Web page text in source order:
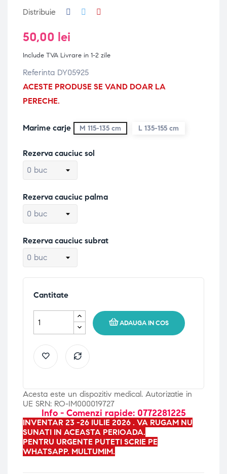
Distribuie
50,00 lei
Include TVA Livrare in 1-2 zile
Referinta DY05925
ACESTE PRODUSE SE VAND DOAR LA
PERECHE.
Marime carje M 115-135 cm L 135-155 cm
Rezerva cauciuc sol
Rezerva cauciuc palma
Rezerva cauciuc subrat
Cantitate
ADAUGA IN COS
Acesta este un dispozitiv medical. Autorizatie in
UE SRN: RO-IM000019727
Info - Comenzi rapide: 0772281225
INVENTAR 23 -26 IULIE 2026 . VA RUGAM NU
SUNATI IN ACEASTA PERIOADA.
PENTRU URGENTE PUTETI SCRIE PE
WHATSAPP. MULTUMIM.